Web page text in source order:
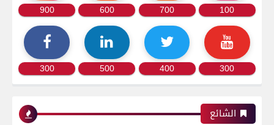
100
700
600
900
300
400
500
300
الشائع